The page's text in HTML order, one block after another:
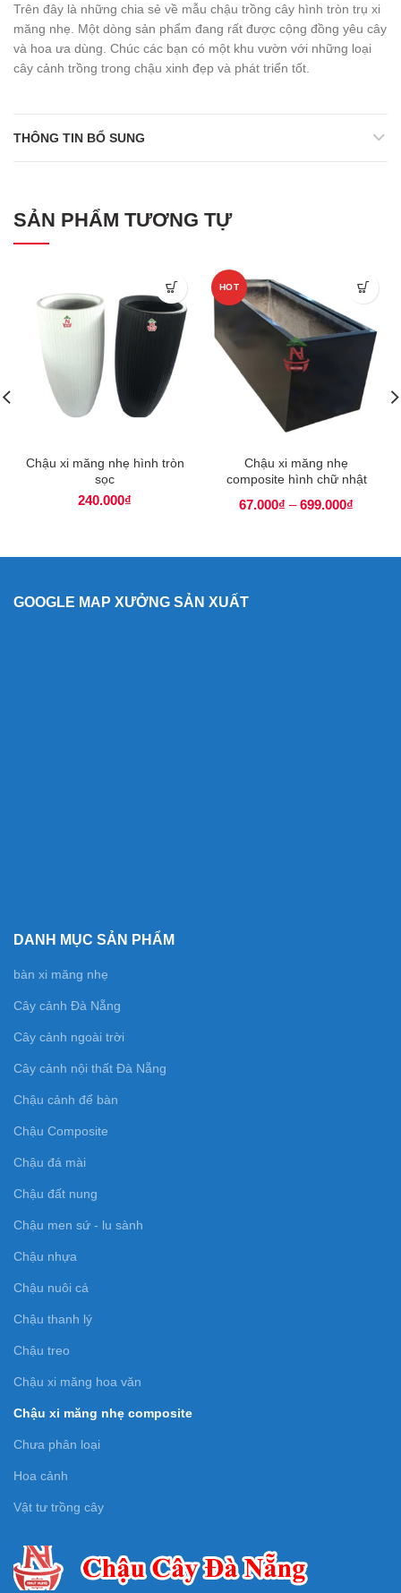
Trên đây là những chia sẻ về mẫu chậu trồng cây hình tròn trụ xi
măng nhẹ. Một dòng sản phẩm đang rất được cộng đồng yêu cây
và hoa ưa dùng. Chúc các bạn có một khu vườn với những loại
cây cảnh trồng trong chậu xinh đẹp và phát triển tốt.
THÔNG TIN BỔ SUNG
SẢN PHẨM TƯƠNG TỰ
Chậu xi măng nhẹ hình tròn
sọc
240.000₫
HOT
Chậu xi măng nhẹ
composite hình chữ nhật
67.000₫ –699.000₫
GOOGLE MAP XƯỞNG SẢN XUẤT
DANH MỤC SẢN PHẨM
bàn xi măng nhẹ
Cây cảnh Đà Nẵng
Cây cảnh ngoài trời
Cây cảnh nội thất Đà Nẵng
Chậu cảnh để bàn
Chậu Composite
Chậu đá mài
Chậu đất nung
Chậu men sứ - lu sành
Chậu nhựa
Chậu nuôi cá
Chậu thanh lý
Chậu treo
Chậu xi măng hoa văn
Chậu xi măng nhẹ composite
Chưa phân loại
Hoa cảnh
Vật tư trồng cây